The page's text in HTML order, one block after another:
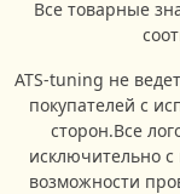
Все товарные
ATS-tuning не
покупателей с
сторон.Все
исключительно
возможности